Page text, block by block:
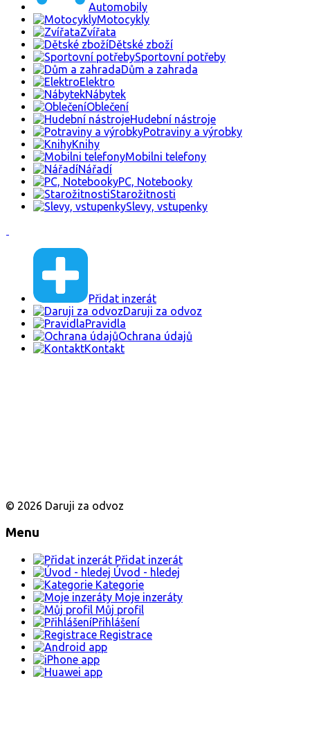
Automobily
Motocykly
Zvířata
Dětské zboží
Sportovní potřeby
Dům a zahrada
Elektro
Nábytek
Oblečení
Hudební nástroje
Potraviny a výrobky
Knihy
Mobilni telefony
Nářadí
PC, Notebooky
Starožitnosti
Slevy, vstupenky
Přidat inzerát
Daruji za odvoz
Pravidla
Ochrana údajů
Kontakt
© 2026 Daruji za odvoz
Menu
Přidat inzerát
Úvod - hledej
Kategorie
Moje inzeráty
Můj profil
Přihlášení
Registrace